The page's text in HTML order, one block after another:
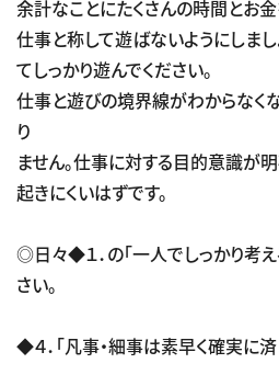
余計なことにたくさんの時間とお金
仕事と称して遊ばないようにしま
てしっかり遊んでください。
仕事と遊びの境界線がわからなく
り
ません。仕事に対する目的意識が
起きにくいはずです。
◎日々◆１．の「一人でしっかり考
さい。
◆４．「凡事・細事は素早く確実に済